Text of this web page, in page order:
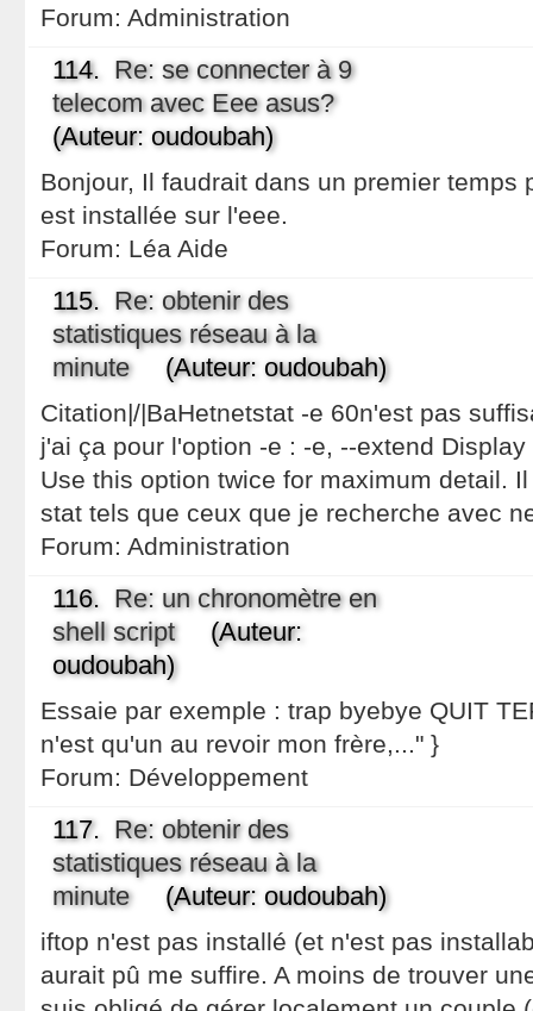
Forum: Administration
114. Re: se connecter à 9
telecom avec Eee asus?
(Auteur: oudoubah)
Bonjour, Il faudrait dans un premier temps
est installée sur l'eee.
Forum: Léa Aide
115. Re: obtenir des
statistiques réseau à la
minute(Auteur: oudoubah)
Citation|/|BaHetnetstat -e 60n'est pas
j'ai ça pour l'option -e : -e, --extend
Use this option twice for maximum detail.
stat tels que ceux que je recherche avec
Forum: Administration
116. Re: un chronomètre en
shell script(Auteur:
oudoubah)
Essaie par exemple : trap byebye QUIT
n'est qu'un au revoir mon frère,..." }
Forum: Développement
117. Re: obtenir des
statistiques réseau à la
minute(Auteur: oudoubah)
iftop n'est pas installé (et n'est pas
aurait pû me suffire. A moins de trouver